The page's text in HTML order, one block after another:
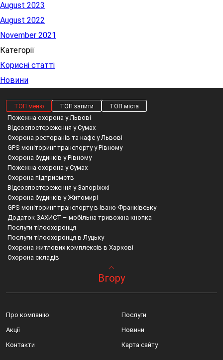
August 2023
August 2022
November 2021
Категорії
Корисні статті
Новини
ТОП меню ТОП запити ТОП міста
Пожежна охорона у Львові
Відеоспостереження у Сумах
Охорона ресторанів та кафе у Львові
GPS моніторинг транспорту у Рівному
Охорона будинків у Рівному
Пожежна охорона у Сумах
Охорона підприємств
Відеоспостереження у Запоріжжі
Охорона будинків у Житомирі
GPS моніторинг транспорту в Івано-Франківську
Додаток ЗАХИСТ – мобільна тривожна кнопка
Послуги тілоохоронця
Послуги тілоохоронця в Луцьку
Охорона житлових комплексів в Харкові
Охорона складів
Охорона масових заходів у Львові
Охорона території
Охорона житлових комплексів
М дніпро установка пожежної сигналізації
Встановлення gps трекера в івано франківську
Фірма охорона львів
Охорона офіс львів
Фастів встановлює камери відеоспостереження
Кіровоградська область мобільна тривожна кнопка
Охорона квартир вишгород
Вартість встановлення відеоспостереження дрогобич
Вгору
Про компанію
Послуги
Акції
Новини
Контакти
Карта сайту